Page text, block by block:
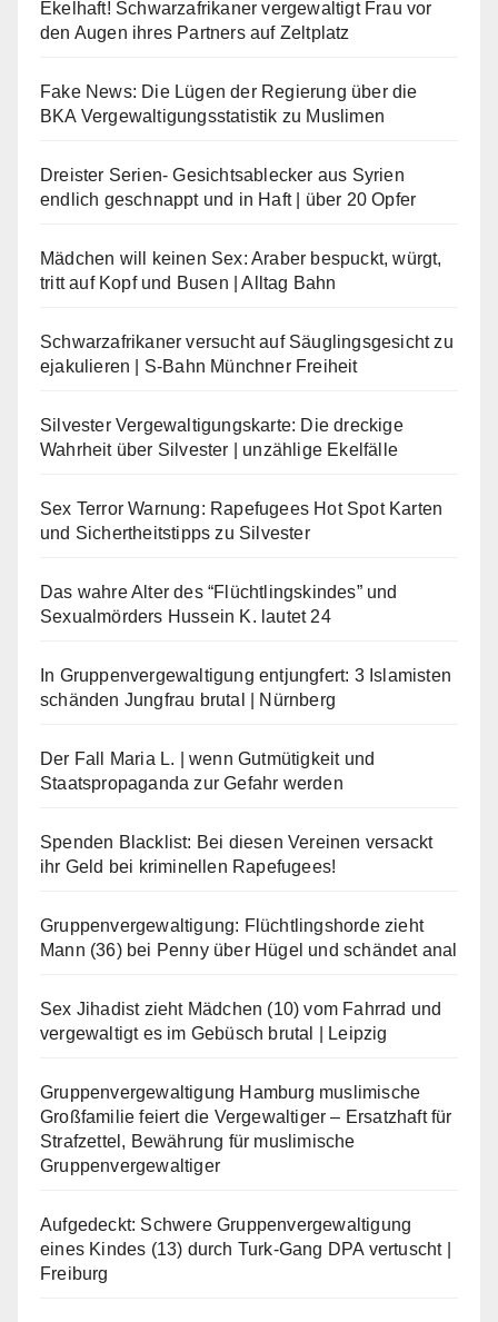
Ekelhaft! Schwarzafrikaner vergewaltigt Frau vor
den Augen ihres Partners auf Zeltplatz
Fake News: Die Lügen der Regierung über die
BKA Vergewaltigungsstatistik zu Muslimen
Dreister Serien- Gesichtsablecker aus Syrien
endlich geschnappt und in Haft | über 20 Opfer
Mädchen will keinen Sex: Araber bespuckt, würgt,
tritt auf Kopf und Busen | Alltag Bahn
Schwarzafrikaner versucht auf Säuglingsgesicht zu
ejakulieren | S-Bahn Münchner Freiheit
Silvester Vergewaltigungskarte: Die dreckige
Wahrheit über Silvester | unzählige Ekelfälle
Sex Terror Warnung: Rapefugees Hot Spot Karten
und Sichertheitstipps zu Silvester
Das wahre Alter des “Flüchtlingskindes” und
Sexualmörders Hussein K. lautet 24
In Gruppenvergewaltigung entjungfert: 3 Islamisten
schänden Jungfrau brutal | Nürnberg
Der Fall Maria L. | wenn Gutmütigkeit und
Staatspropaganda zur Gefahr werden
Spenden Blacklist: Bei diesen Vereinen versackt
ihr Geld bei kriminellen Rapefugees!
Gruppenvergewaltigung: Flüchtlingshorde zieht
Mann (36) bei Penny über Hügel und schändet anal
Sex Jihadist zieht Mädchen (10) vom Fahrrad und
vergewaltigt es im Gebüsch brutal | Leipzig
Gruppenvergewaltigung Hamburg muslimische
Großfamilie feiert die Vergewaltiger – Ersatzhaft für
Strafzettel, Bewährung für muslimische
Gruppenvergewaltiger
Aufgedeckt: Schwere Gruppenvergewaltigung
eines Kindes (13) durch Turk-Gang DPA vertuscht |
Freiburg